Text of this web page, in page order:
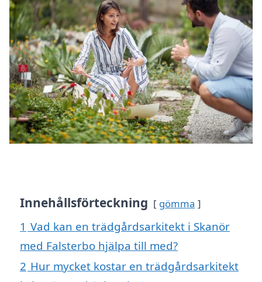
Innehållsförteckning gömma
1 Vad kan en trädgårdsarkitekt i Skanör
med Falsterbo hjälpa till med?
2 Hur mycket kostar en trädgårdsarkitekt